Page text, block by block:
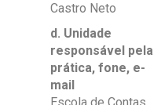
Castro Neto
d. Unidade
responsável pela
prática, fone, e-
mail